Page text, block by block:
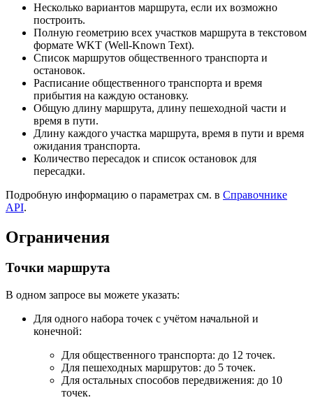
Несколько вариантов маршрута, если их возможно
построить.
Полную геометрию всех участков маршрута в текстовом
формате WKT (Well-Known Text).
Список маршрутов общественного транспорта и
остановок.
Расписание общественного транспорта и время
прибытия на каждую остановку.
Общую длину маршрута, длину пешеходной части и
время в пути.
Длину каждого участка маршрута, время в пути и время
ожидания транспорта.
Количество пересадок и список остановок для
пересадки.
Подробную информацию о параметрах см. в Справочнике
API.
Ограничения
Точки маршрута
В одном запросе вы можете указать:
Для одного набора точек с учётом начальной и
конечной:
Для общественного транспорта: до 12 точек.
Для пешеходных маршрутов: до 5 точек.
Для остальных способов передвижения: до 10
точек.